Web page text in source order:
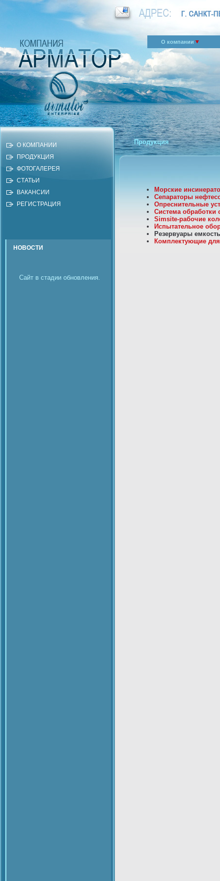
О компании
О КОМПАНИИ
ПРОДУКЦИЯ
ФОТОГАЛЕРЕЯ
СТАТЬИ
ВАКАНСИИ
РЕГИСТРАЦИЯ
НОВОСТИ
Сайт в стадии обновления.
Продукция
Морские
Сепараторы
Опреснительные
Система
Simsite-рабочие
Испытательное
Резервуары
Комплектующие